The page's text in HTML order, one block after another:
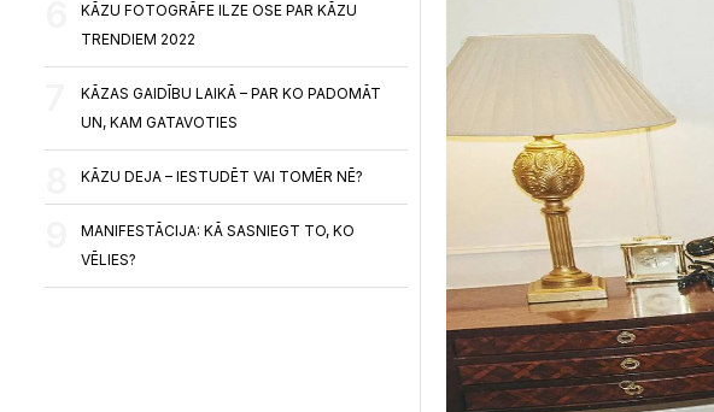
KĀZU FOTOGRĀFE ILZE OSE PAR KĀZU
TRENDIEM 2022
KĀZAS GAIDĪBU LAIKĀ – PAR KO PADOMĀT
UN, KAM GATAVOTIES
KĀZU DEJA – IESTUDĒT VAI TOMĒR NĒ?
MANIFESTĀCIJA: KĀ SASNIEGT TO, KO
VĒLIES?